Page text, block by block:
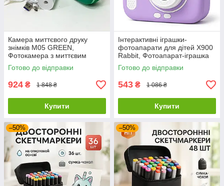
Камера миттєвого друку
знімків M05 GREEN,
Фотокамера з миттєвим
друком фото, Фотопринтер
дитячий RD-56
Готово до відправки
924 ₴ 1 848 ₴
Купити
Інтерактивні іграшки-
фотоапарати для дітей X900
Rabbit, Фотоапарат-іграшка
для дітей XL-17
Готово до відправки
543 ₴ 1 086 ₴
Купити
–50% –50%